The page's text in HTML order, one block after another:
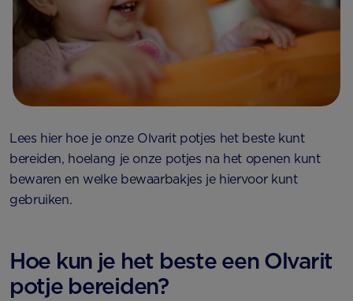
Lees hier hoe je onze Olvarit potjes het beste kunt
bereiden, hoelang je onze potjes na het openen kunt
bewaren en welke bewaarbakjes je hiervoor kunt
gebruiken.
Hoe kun je het beste een Olvarit
potje bereiden?